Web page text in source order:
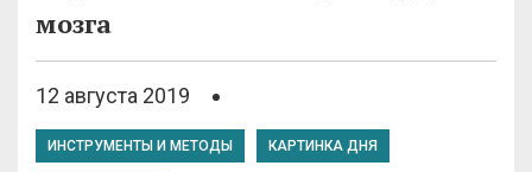
мозга
12 августа 2019
ИНСТРУМЕНТЫ И МЕТОДЫ КАРТИНКА ДНЯ